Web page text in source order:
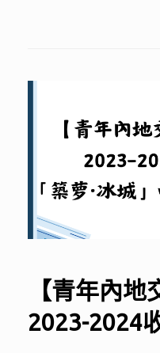
【青年內地
2023-2024